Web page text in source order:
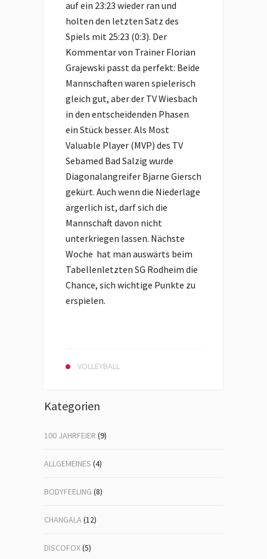
auf ein 23:23 wieder ran und
holten den letzten Satz des
Spiels mit 25:23 (0:3). Der
Kommentar von Trainer Florian
Grajewski passt da perfekt: Beide
Mannschaften waren spielerisch
gleich gut, aber der TV Wiesbach
in den entscheidenden Phasen
ein Stück besser. Als Most
Valuable Player (MVP) des TV
Sebamed Bad Salzig wurde
Diagonalangreifer Bjarne Giersch
gekürt. Auch wenn die Niederlage
ärgerlich ist, darf sich die
Mannschaft davon nicht
unterkriegen lassen. Nächste
Woche hat man auswärts beim
Tabellenletzten SG Rodheim die
Chance, sich wichtige Punkte zu
erspielen.
VOLLEYBALL
Kategorien
100 JAHRFEIER (9)
ALLGEMEINES (4)
BODYFEELING (8)
CHANGALA(12)
DISCOFOX(5)